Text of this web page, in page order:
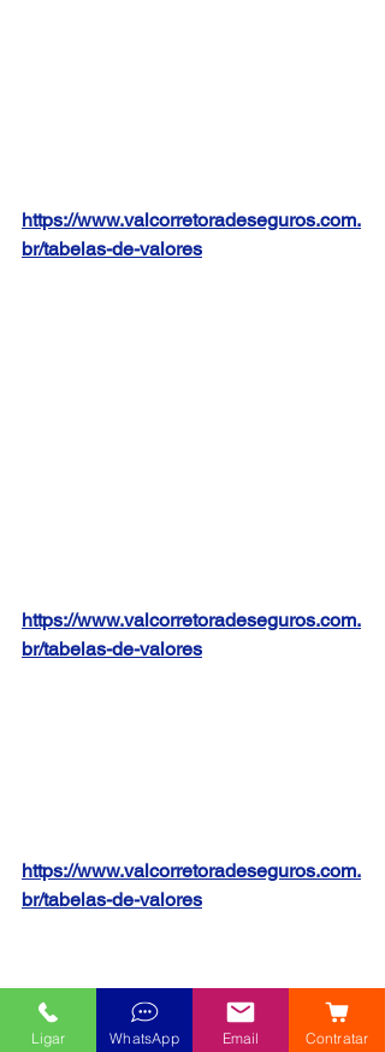
https://www.valcorretoradeseguros.com.
br/tabelas-de-valores
https://www.valcorretoradeseguros.com.
br/tabelas-de-valores
https://www.valcorretoradeseguros.com.
br/tabelas-de-valores
Ligar WhatsApp Email Contratar